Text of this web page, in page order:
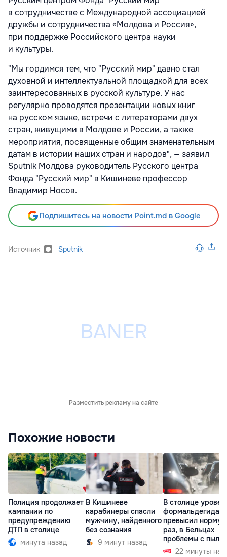
в сотрудничестве с Международной ассоциацией
дружбы и сотрудничества «Молдова и Россия»,
при поддержке Российского центра науки
и культуры.
"Мы гордимся тем, что "Русский мир" давно стал
духовной и интеллектуальной площадкой для всех
заинтересованных в русской культуре. У нас
регулярно проводятся презентации новых книг
на русском языке, встречи с литераторами двух
стран, живущими в Молдове и России, а также
мероприятия, посвященные общим знаменательным
датам в истории наших стран и народов", — заявил
Sputnik Молдова руководитель Русского центра
Фонда "Русский мир" в Кишиневе профессор
Владимир Носов.
Подпишитесь на новости Point.md в Google
Источник Sputnik
Разместить рекламу на сайте
Похожие новости
Полиция продолжает
кампании по
предупреждению
ДТП в столице
минута назад
В Кишиневе
карабинеры спасли
мужчину, найденного
без сознания
9 минут назад
В столице
формальдегида
превысил норму
раз, в Бельцах
проблемы с
22 минуты